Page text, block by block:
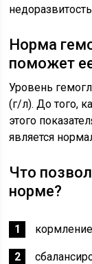
Норма
поможет
Уровень
(г/л). До того,
этого
является
Что
норме?